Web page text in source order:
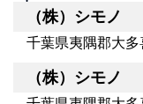
（株）シモノ
千葉県夷隅郡大多
（株）シモノ